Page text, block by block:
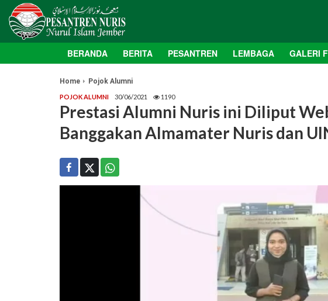
BERANDA BERITA PESANTREN LEMBAGA GALERI
Home Pojok Alumni
POJOK ALUMNI 30/06/2021 1190
Prestasi Alumni Nuris ini Diliput
Banggakan Almamater Nuris dan